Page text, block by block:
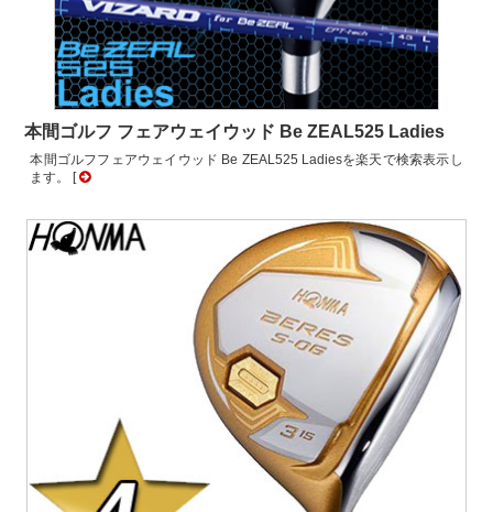
本間ゴルフ フェアウェイウッド Be ZEAL525 Ladies
本間ゴルフフェアウェイウッド Be ZEAL525 Ladiesを楽天で検索表示し
ます。 [